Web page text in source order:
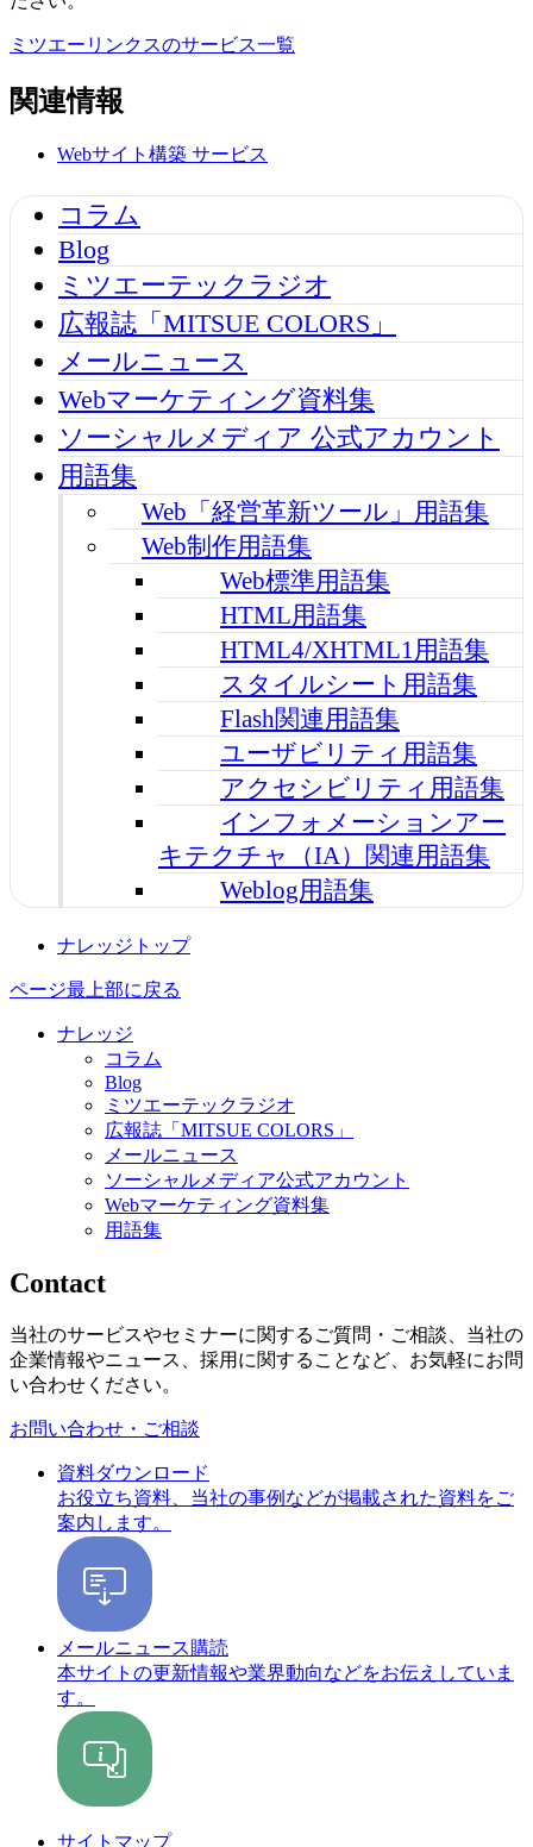
ミツエーリンクスのサービス一覧
関連情報
Webサイト構築 サービス
コラム
Blog
ミツエーテックラジオ
広報誌「MITSUE COLORS」
メールニュース
Webマーケティング資料集
ソーシャルメディア 公式アカウント
用語集
Web「経営革新ツール」用語集
Web制作用語集
Web標準用語集
HTML用語集
HTML4/XHTML1用語集
スタイルシート用語集
Flash関連用語集
ユーザビリティ用語集
アクセシビリティ用語集
インフォメーションアー
キテクチャ（IA）関連用語集
Weblog用語集
ナレッジトップ
ページ最上部に戻る
ナレッジ
コラム
Blog
ミツエーテックラジオ
広報誌「MITSUE COLORS」
メールニュース
ソーシャルメディア公式アカウント
Webマーケティング資料集
用語集
Contact
当社のサービスやセミナーに関するご質問・ご相談、当社の
企業情報やニュース、採用に関することなど、お気軽にお問
い合わせください。
お問い合わせ・ご相談
資料ダウンロード
お役立ち資料、当社の事例などが掲載された資料をご
案内します。
メールニュース購読
本サイトの更新情報や業界動向などをお伝えしていま
す。
サイトマップ